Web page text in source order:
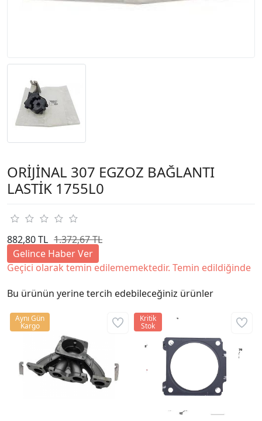
ORİJİNAL 307 EGZOZ BAĞLANTI
LASTİK 1755L0
882,80 TL 1.372,67 TL
Gelince Haber Ver
Geçici olarak temin edilememektedir. Temin edildiğinde
Bu ürünün yerine tercih edebileceğiniz ürünler
Aynı Gün
Kargo
Kritik
Stok